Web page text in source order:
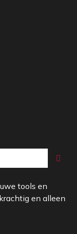
tools en
en alleen